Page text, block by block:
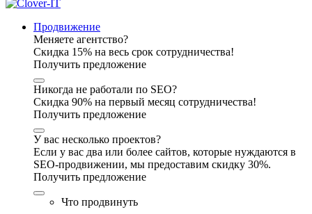
Продвижение
Меняете агентство?
Скидка 15% на весь срок сотрудничества!
Получить предложение
Никогда не работали по SEO?
Скидка 90% на первый месяц сотрудничества!
Получить предложение
У вас несколько проектов?
Если у вас два или более сайтов, которые нуждаются в
SEO-продвижении, мы предоставим скидку 30%.
Получить предложение
Что продвинуть